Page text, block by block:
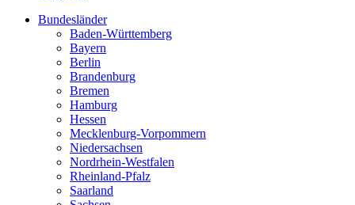
Bundesländer
Baden-Württemberg
Bayern
Berlin
Brandenburg
Bremen
Hamburg
Hessen
Mecklenburg-Vorpommern
Niedersachsen
Nordrhein-Westfalen
Rheinland-Pfalz
Saarland